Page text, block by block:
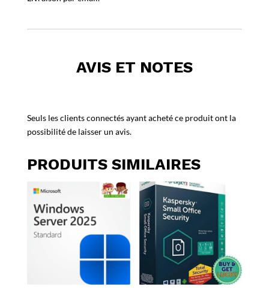
AVIS ET NOTES
Seuls les clients connectés ayant acheté ce produit ont la
possibilité de laisser un avis.
PRODUITS SIMILAIRES